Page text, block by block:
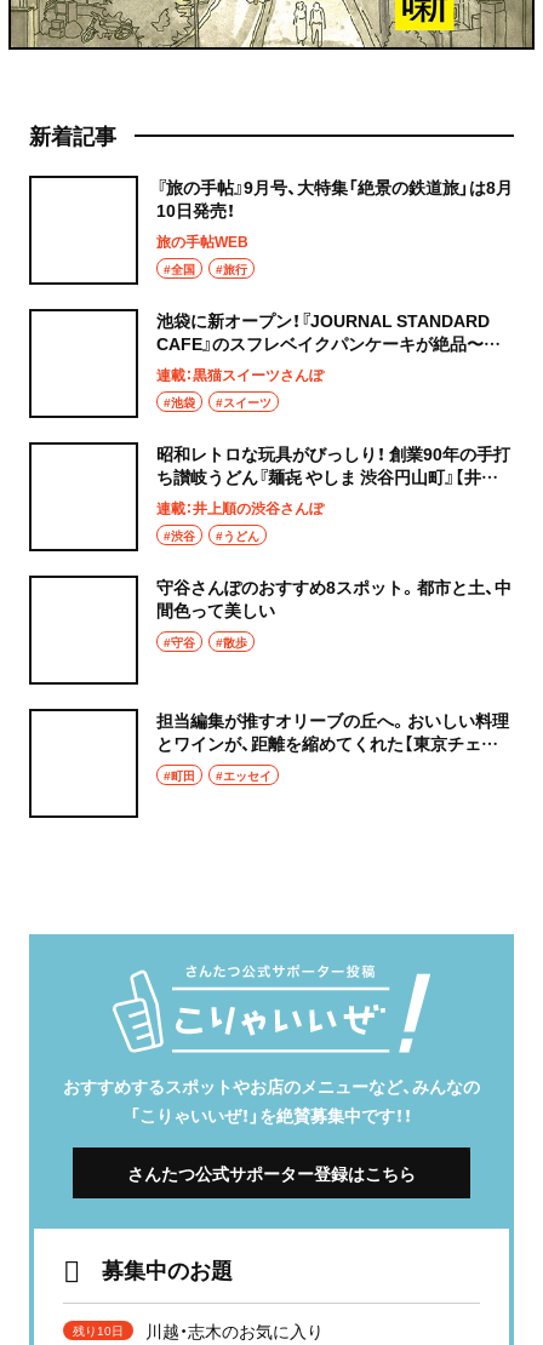
新着記事
『旅の手帖』9月号、大特集「絶景の鉄道旅」は8月
10日発売！
旅の手帖WEB
#全国 #旅行
池袋に新オープン！『JOURNAL STANDARD
CAFE』のスフレベイクパンケーキが絶品〜黒
猫スイーツ散歩 池袋編5〜
連載：黒猫スイーツさんぽ
#池袋 #スイーツ
昭和レトロな玩具がびっしり！ 創業90年の手打
ち讃岐うどん『麺㐂 やしま 渋谷円山町』【井上
順の渋谷さんぽ】
連載：井上順の渋谷さんぽ
#渋谷 #うどん
守谷さんぽのおすすめ8スポット。都市と土、中
間色って美しい
#守谷 #散歩
担当編集が推すオリーブの丘へ。おいしい料理
とワインが、距離を縮めてくれた【東京チェン
飯diary】
#町田 #エッセイ
おすすめするスポットやお店のメニューなど、みんなの
「こりゃいいぜ！」を絶賛募集中です！！
さんたつ公式サポーター登録はこちら
募集中のお題
残り10日 川越・志木のお気に入り